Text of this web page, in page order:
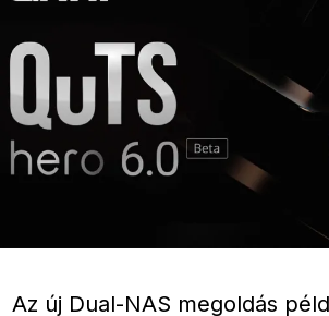
Az új Dual-NAS megoldás